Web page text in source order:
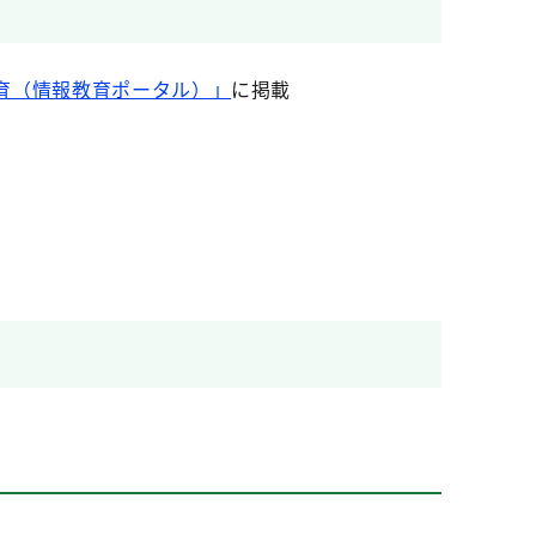
情報教育ポータル）」 に掲載